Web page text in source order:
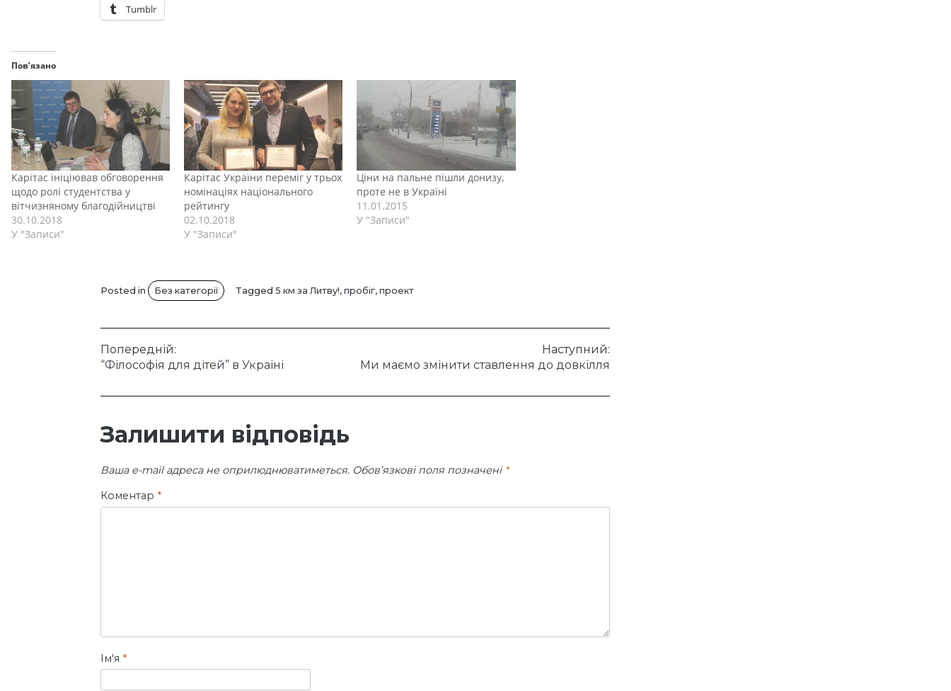
Tumblr
Пов’язано
Карітас ініціював обговорення
щодо ролі студентства у
вітчизняному благодійництві
30.10.2018
У "Записи"
Карітас України переміг у трьох
номінаціях національного
рейтингу
02.10.2018
У "Записи"
Ціни на пальне пішли донизу,
проте не в Україні
11.01.2015
У "Записи"
Posted in Без категорії Tagged 5 км за Литву!, пробіг, проект
Навігація
записів
Попередній:
“Філософія для дітей” в Україні
Наступний:
Ми маємо змінити ставлення до довкілля
Залишити відповідь
Ваша e-mail адреса не оприлюднюватиметься. Обов’язкові поля позначені *
Коментар *
Ім'я *